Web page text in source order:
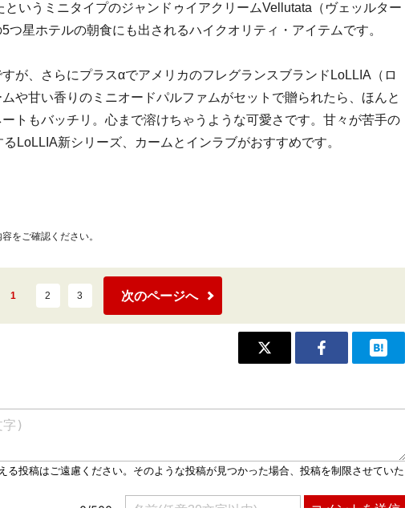
いうミニタイプのジャンドゥイアクリームVellutata（ヴェッルター
つ星ホテルの朝食にも出されるハイクオリティ・アイテムです。
が、さらにプラスαでアメリカのフレグランスブランドLoLLIA（ロ
や甘い香りのミニオードパルファムがセットで贈られたら、ほんと
トもバッチリ。心まで溶けちゃうような可愛さです。甘々が苦手の
LoLLIA新シリーズ、カームとインラブがおすすめです。
をご確認ください。
1 2 3 次のページへ